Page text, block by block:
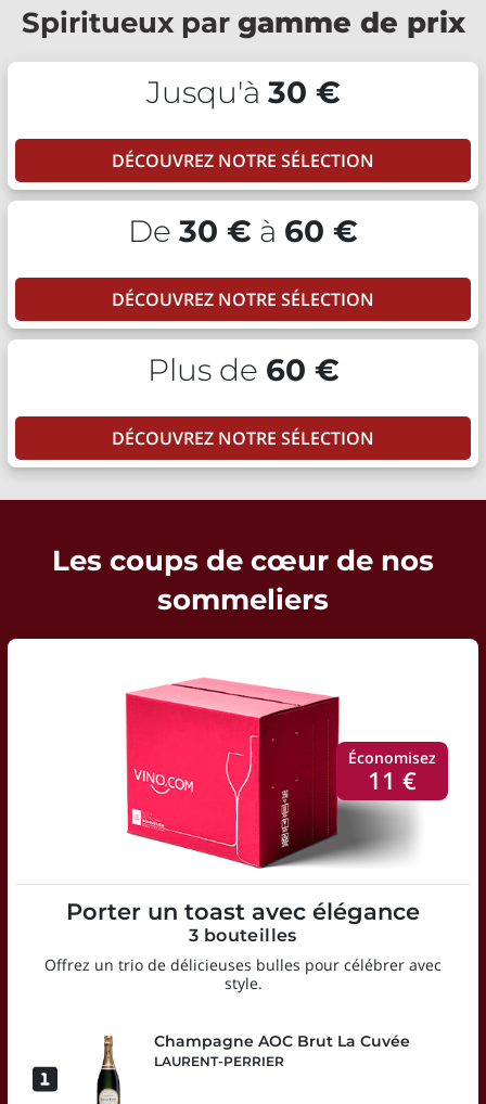
Spiritueux par gamme de prix
Jusqu'à 30 €
DÉCOUVREZ NOTRE SÉLECTION
De 30 € à 60 €
DÉCOUVREZ NOTRE SÉLECTION
Plus de 60 €
DÉCOUVREZ NOTRE SÉLECTION
Les coups de cœur de nos
sommeliers
Économisez
11 €
Porter un toast avec élégance
3 bouteilles
Offrez un trio de délicieuses bulles pour célébrer avec
style.
Champagne AOC Brut La Cuvée
LAURENT-PERRIER